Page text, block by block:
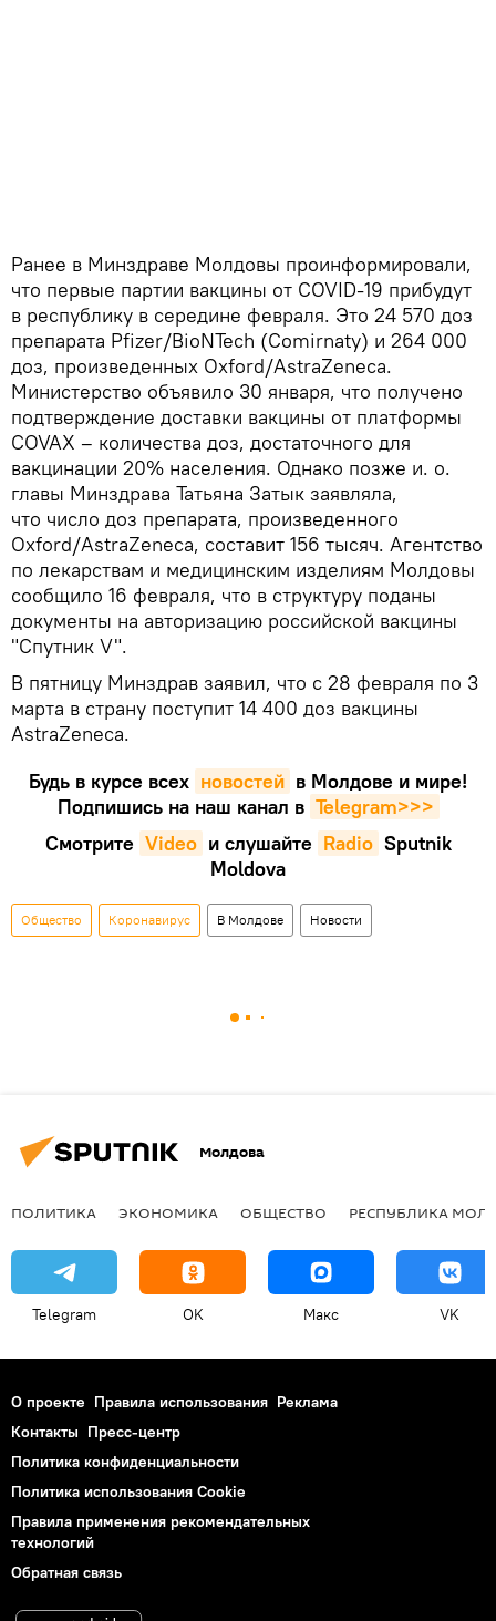
Ранее в Минздраве Молдовы проинформировали,
что первые партии вакцины от COVID-19 прибудут
в республику в середине февраля. Это 24 570 доз
препарата Pfizer/BioNTech (Comirnaty) и 264 000
доз, произведенных Oxford/AstraZeneca.
Министерство объявило 30 января, что получено
подтверждение доставки вакцины от платформы
COVAX – количества доз, достаточного для
вакцинации 20% населения. Однако позже и. о.
главы Минздрава Татьяна Затык заявляла,
что число доз препарата, произведенного
Oxford/AstraZeneca, составит 156 тысяч. Агентство
по лекарствам и медицинским изделиям Молдовы
сообщило 16 февраля, что в структуру поданы
документы на авторизацию российской вакцины
"Спутник V".
В пятницу Минздрав заявил, что с 28 февраля по 3
марта в страну поступит 14 400 доз вакцины
AstraZeneca.
Будь в курсе всех новостей в Молдове и мире!
Подпишись на наш канал в Telegram>>>
Смотрите Video и слушайте Radio Sputnik
Moldova
Общество Коронавирус В Молдове Новости
Молдова
ПОЛИТИКА ЭКОНОМИКА ОБЩЕСТВО РЕСПУБЛИКА
Telegram OK Макс VK
О проекте Правила использования Реклама
Контакты Пресс-центр
Политика конфиденциальности
Политика использования Cookie
Правила применения рекомендательных
технологий
Обратная связь